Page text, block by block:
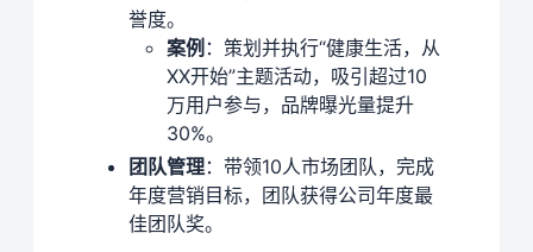
誉度。
案例 ：策划并执行“健康生活，从
XX开始”主题活动，吸引超过10
万用户参与，品牌曝光量提升
30%。
团队管理：带领10人市场团队，完成
年度营销目标，团队获得公司年度最
佳团队奖。